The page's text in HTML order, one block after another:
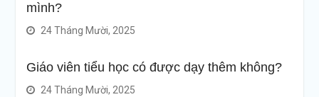
mình?
24 Tháng Mười, 2025
Giáo viên tiểu học có được dạy thêm không?
24 Tháng Mười, 2025